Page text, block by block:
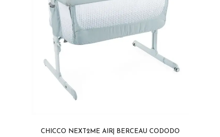
CHICCO NEXT2ME AIR| BERCEAU CODODO